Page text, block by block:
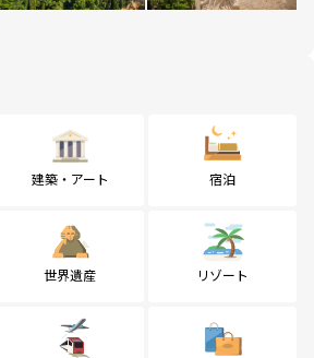
建築・アート 宿泊
世界遺産 リゾート